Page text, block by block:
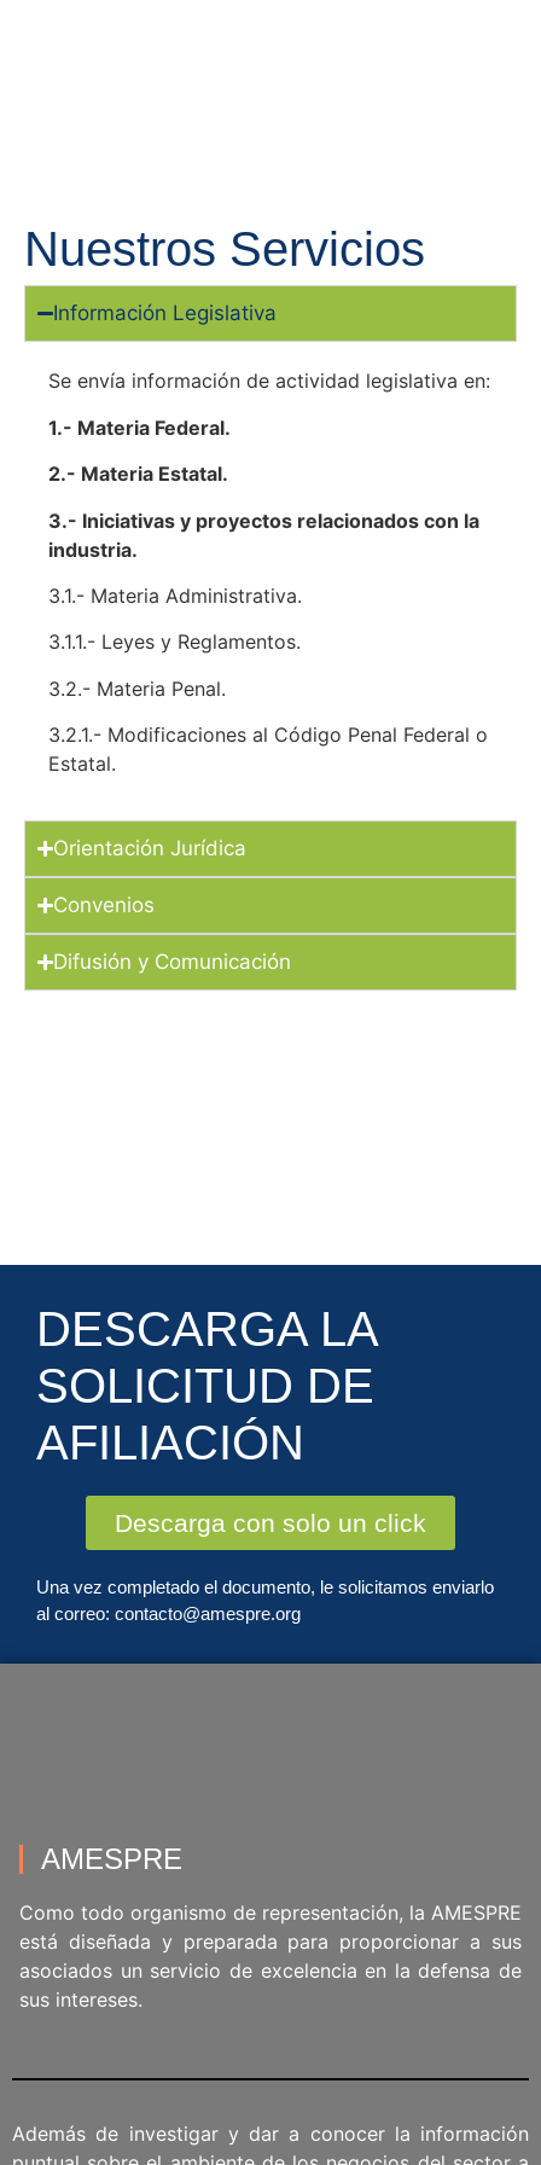
Nuestros Servicios
Información Legislativa
Se envía información de actividad legislativa en:
1.- Materia Federal.
2.- Materia Estatal.
3.- Iniciativas y proyectos relacionados con la
industria.
3.1.- Materia Administrativa.
3.1.1.- Leyes y Reglamentos.
3.2.- Materia Penal.
3.2.1.- Modificaciones al Código Penal Federal o
Estatal.
Orientación Jurídica
Convenios
Difusión y Comunicación
DESCARGA LA
SOLICITUD DE
AFILIACIÓN
Descarga con solo un click
Una vez completado el documento, le solicitamos enviarlo
al correo: contacto@amespre.org
AMESPRE
Como todo organismo de representación, la AMESPRE
está diseñada y preparada para proporcionar a sus
asociados un servicio de excelencia en la defensa de
sus intereses.
Además de investigar y dar a conocer la información